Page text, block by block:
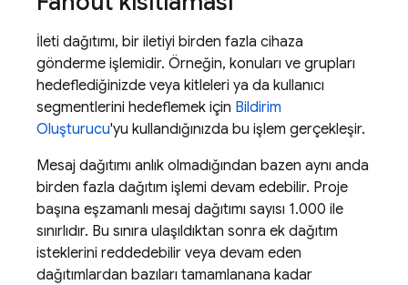
İleti dağıtımı, bir iletiyi birden fazla cihaza
gönderme işlemidir. Örneğin, konuları ve grupları
hedeflediğinizde veya kitleleri ya da kullanıcı
segmentlerini hedeflemek için Bildirim
Oluşturucu'yu kullandığınızda bu işlem gerçekleşir.
Mesaj dağıtımı anlık olmadığından bazen aynı anda
birden fazla dağıtım işlemi devam edebilir. Proje
başına eşzamanlı mesaj dağıtımı sayısı 1.000 ile
sınırlıdır. Bu sınıra ulaşıldıktan sonra ek dağıtım
isteklerini reddedebilir veya devam eden
dağıtımlardan bazıları tamamlanana kadar